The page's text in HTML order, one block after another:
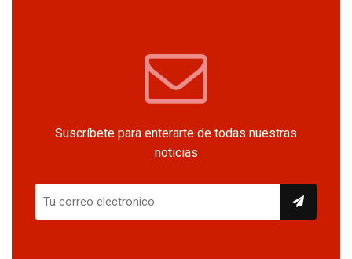
Suscríbete para enterarte de todas nuestras
noticias